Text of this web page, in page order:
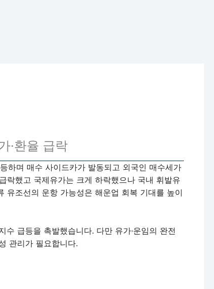
·환율 급락
하며 매수 사이드카가 발동되고 외국인 매수세가
락했고 국제유가는 크게 하락했으나 국내 휘발유
유조선의 운항 가능성은 해운업 회복 기대를 높이
수 급등을 촉발했습니다. 다만 유가·운임의 완전
관리가 필요합니다.